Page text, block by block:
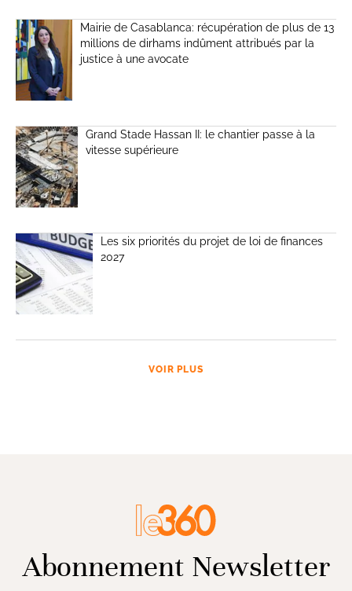
Mairie de Casablanca: récupération de plus de 13
millions de dirhams indûment attribués par la
justice à une avocate
Grand Stade Hassan II: le chantier passe à la
vitesse supérieure
Les six priorités du projet de loi de finances
2027
VOIR PLUS
Abonnement Newsletter